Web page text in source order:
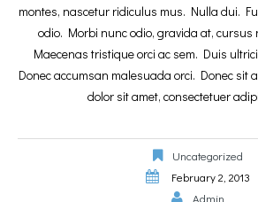
montes, nascetur ridiculus mus. Nulla dui.
odio. Morbi nunc odio, gravida at, cursus
Maecenas tristique orci ac sem. Duis
Donec accumsan malesuada orci. Donec sit
dolor sit amet, consectetuer
Uncategorized
February 2, 2013
Admin